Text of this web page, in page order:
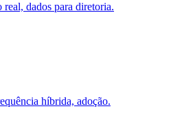
real, dados para diretoria.
híbrida, adoção.